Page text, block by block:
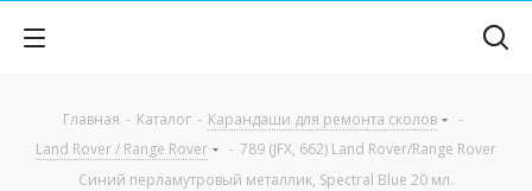
Главная - Каталог - Карандаши для ремонта сколов
-
Land Rover / Range Rover
- 789 (JFX, 662) Land Rover/Range Rover
Синий перламутровый металлик, Spectral Blue 20 мл.